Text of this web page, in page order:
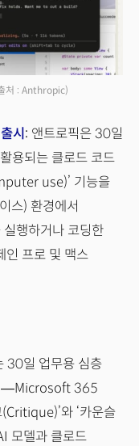
처 : Anthropic)
출시 : 앤트로픽은 30일
용되는 클로드 코드
use)’ 기능을
스) 환경에서
행하거나 코딩한
인 프로 및 맥스
30일 업무용 심층
365
와 ‘카운슬
모델과 클로드